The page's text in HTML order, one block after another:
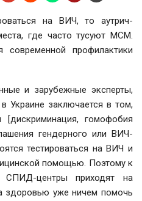
на ВИЧ, то аутрич-
где часто тусуют МСМ.
профилактики
и зарубежные эксперты,
Украине заключается в том,
гомофобия
гендерного или ВИЧ-
тестироваться на ВИЧ и
помощью. Поэтому к
СПИД-центры приходят на
здоровью уже ничем помочь